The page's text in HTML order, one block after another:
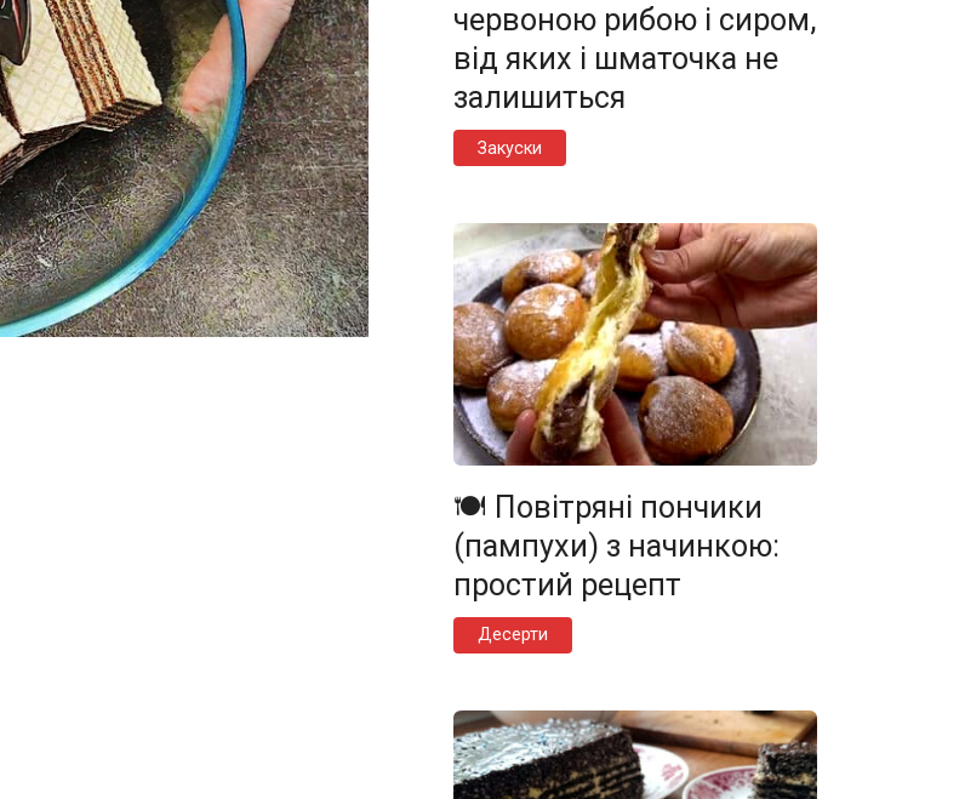
червоною рибою і сиром,
від яких і шматочка не
залишиться
Закуски
🍽️ Повітряні пончики
(пампухи) з начинкою:
простий рецепт
Десерти